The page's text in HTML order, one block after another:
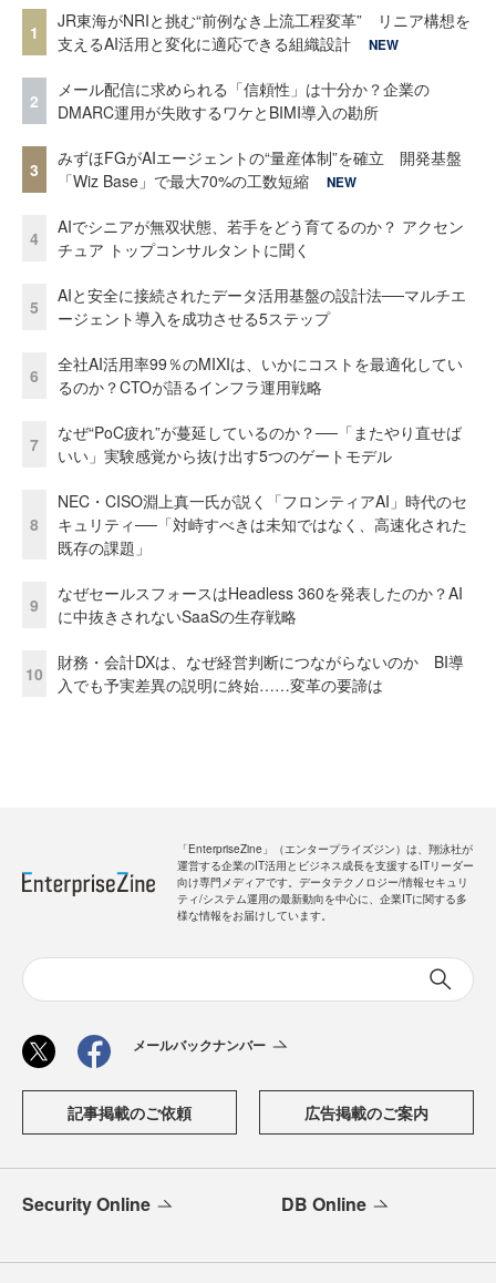
1
JR東海がNRIと挑む“前例なき上流工程変革” リニア構想を
支えるAI活用と変化に適応できる組織設計
NEW
2
メール配信に求められる「信頼性」は十分か？企業の
DMARC運用が失敗するワケとBIMI導入の勘所
3
みずほFGがAIエージェントの“量産体制”を確立 開発基盤
「Wiz Base」で最大70%の工数短縮
NEW
4
AIでシニアが無双状態、若手をどう育てるのか？ アクセン
チュア トップコンサルタントに聞く
5
AIと安全に接続されたデータ活用基盤の設計法──マルチエ
ージェント導入を成功させる5ステップ
6
全社AI活用率99％のMIXIは、いかにコストを最適化してい
るのか？CTOが語るインフラ運用戦略
7
なぜ“PoC疲れ”が蔓延しているのか？──「またやり直せば
いい」実験感覚から抜け出す5つのゲートモデル
8
NEC・CISO淵上真一氏が説く「フロンティアAI」時代のセ
キュリティ──「対峙すべきは未知ではなく、高速化された
既存の課題」
9
なぜセールスフォースはHeadless 360を発表したのか？AI
に中抜きされないSaaSの生存戦略
10
財務・会計DXは、なぜ経営判断につながらないのか BI導
入でも予実差異の説明に終始……変革の要諦は
「EnterpriseZine」（エンタープライズジン）は、翔泳社が
運営する企業のIT活用とビジネス成長を支援するITリーダー
向け専門メディアです。データテクノロジー/情報セキュリ
ティ/システム運用の最新動向を中心に、企業ITに関する多
様な情報をお届けしています。
メールバックナンバー
記事掲載のご依頼 広告掲載のご案内
Security Online DB Online